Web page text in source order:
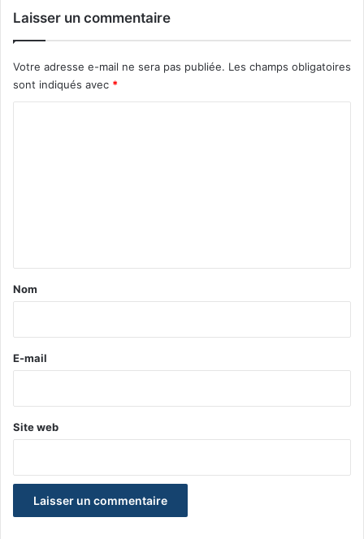
Laisser un commentaire
Votre adresse e-mail ne sera pas publiée. Les champs obligatoires
sont indiqués avec *
a
e
Nom
E-mail
Site web